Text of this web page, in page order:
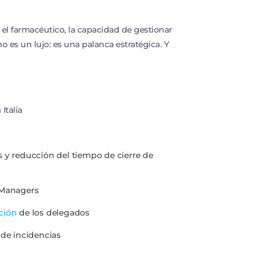
farmacéutico, la capacidad de gestionar
es un lujo: es una palanca estratégica. Y
Italia
reducción del tiempo de cierre de
de los delegados
incidencias